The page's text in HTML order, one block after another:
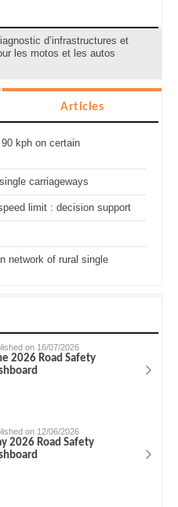
d’infrastructures et
les motos et les autos
Articles
kph on certain
carriageways
limit : decision support
network of rural single
on 16/07/2026
2026 Road Safety
on 12/06/2026
2026 Road Safety